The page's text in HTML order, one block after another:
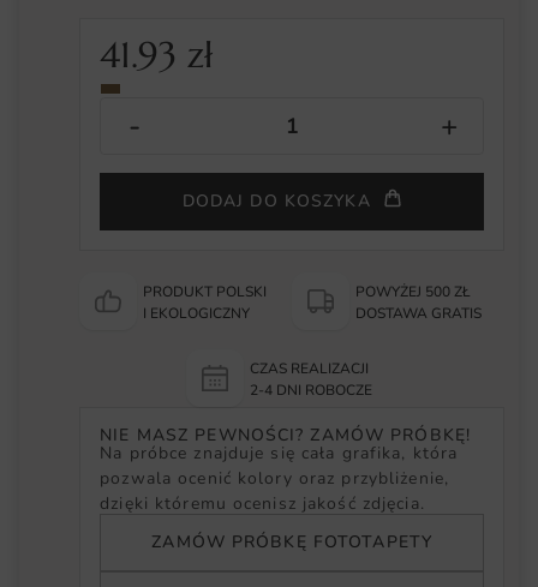
41.93zł
DODAJ DO KOSZYKA
PRODUKT POLSKI
I EKOLOGICZNY
POWYŻEJ 500 ZŁ
DOSTAWA GRATIS
CZAS REALIZACJI
2-4 DNI ROBOCZE
NIE MASZ PEWNOŚCI? ZAMÓW PRÓBKĘ!
Na próbce znajduje się cała grafika, która
pozwala ocenić kolory oraz przybliżenie,
dzięki któremu ocenisz jakość zdjęcia.
ZAMÓW PRÓBKĘ FOTOTAPETY